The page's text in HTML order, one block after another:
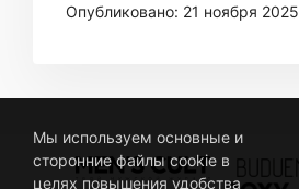
Опубликовано: 21 ноября 2025
Мы используем основные и
сторонние файлы cookie в
целях повышения удобства